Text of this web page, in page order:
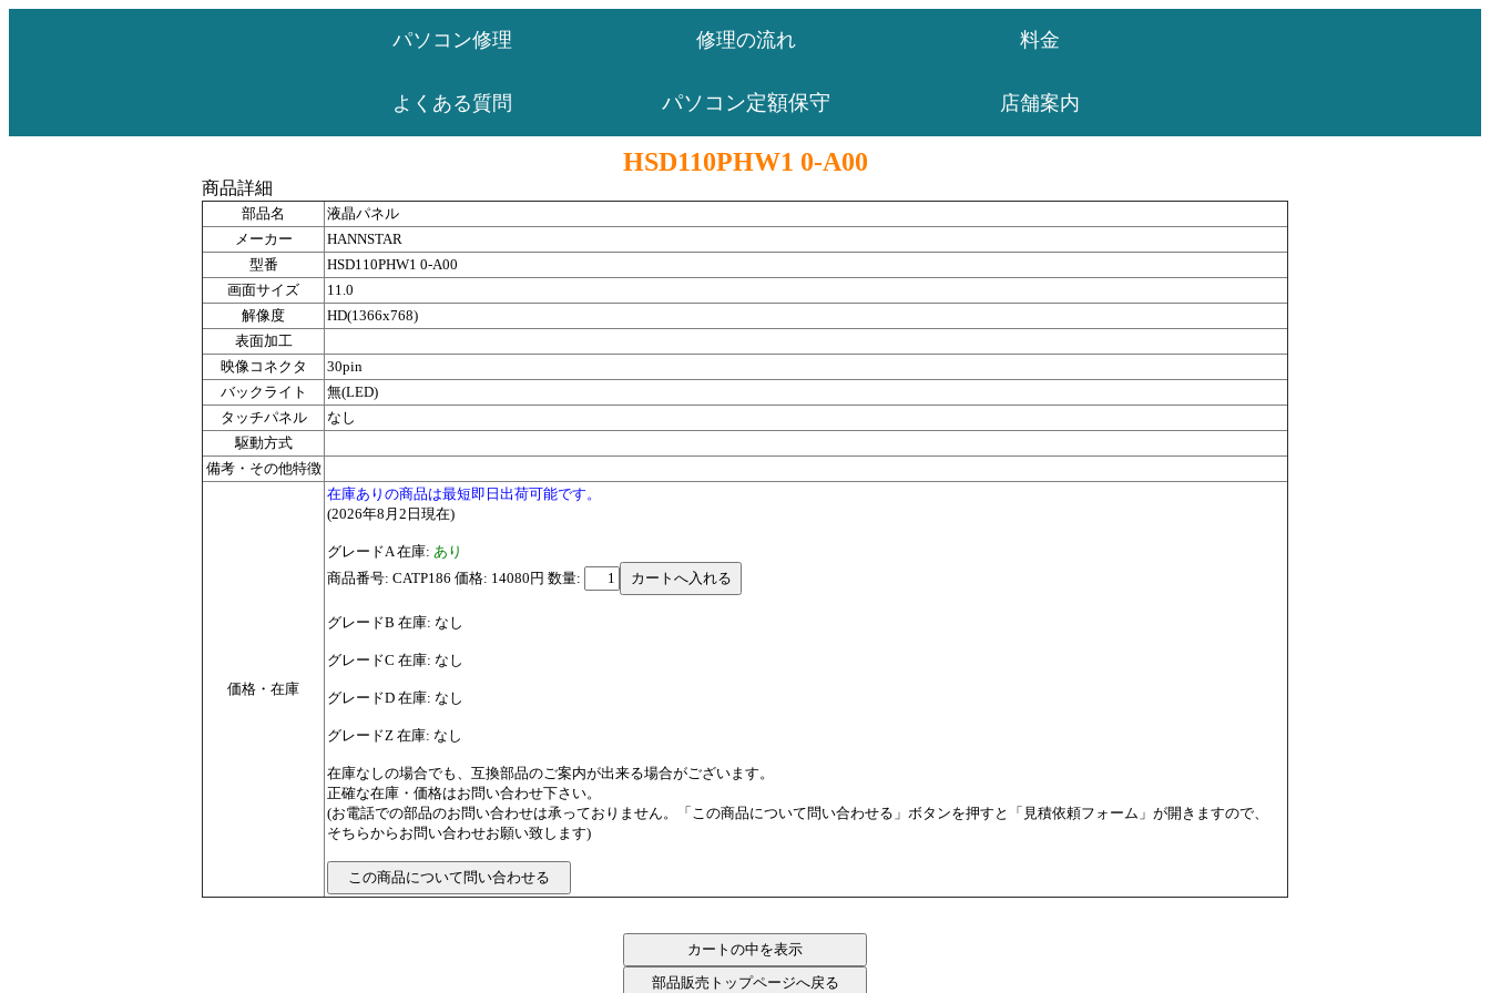
パソコン修理 修理の流れ 料金
よくある質問 パソコン定額保守 店舗案内
HSD110PHW1 0-A00
商品詳細
部品名
液晶パネル
メーカー
HANNSTAR
型番
HSD110PHW1 0-A00
画面サイズ
11.0
解像度
HD(1366x768)
表面加工
映像コネクタ
30pin
バックライト
無(LED)
タッチパネル
なし
駆動方式
備考・その他特徴
価格・在庫
在庫ありの商品は最短即日出荷可能です。
(2026年8月2日現在)
グレードA 在庫: あり
商品番号: CATP186 価格: 14080円 数量:
グレードB 在庫: なし
グレードC 在庫: なし
グレードD 在庫: なし
グレードZ 在庫: なし
在庫なしの場合でも、互換部品のご案内が出来る場合がございます。
正確な在庫・価格はお問い合わせ下さい。
(お電話での部品のお問い合わせは承っておりません。「この商品について問い合わせる」ボタンを押すと「見積依頼フォーム」が開きますので、
そちらからお問い合わせお願い致します)